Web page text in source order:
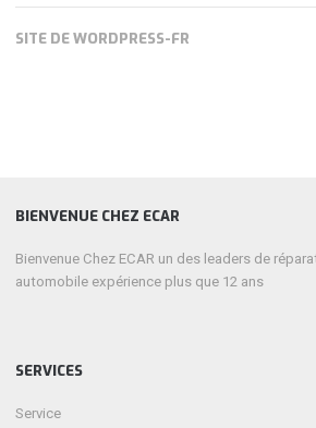
SITE DE WORDPRESS-FR
BIENVENUE CHEZ ECAR
Bienvenue Chez ECAR un des leaders de
automobile expérience plus que 12 ans
SERVICES
Service